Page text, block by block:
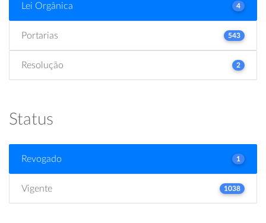
Lei Orgânica 4
Portarias 543
Resolução 2
Status
Revogado 1
Vigente 1038